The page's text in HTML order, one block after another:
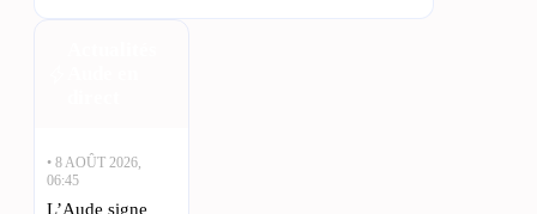
• 8 AOÛT 2026,
06:45
L’Aude signe